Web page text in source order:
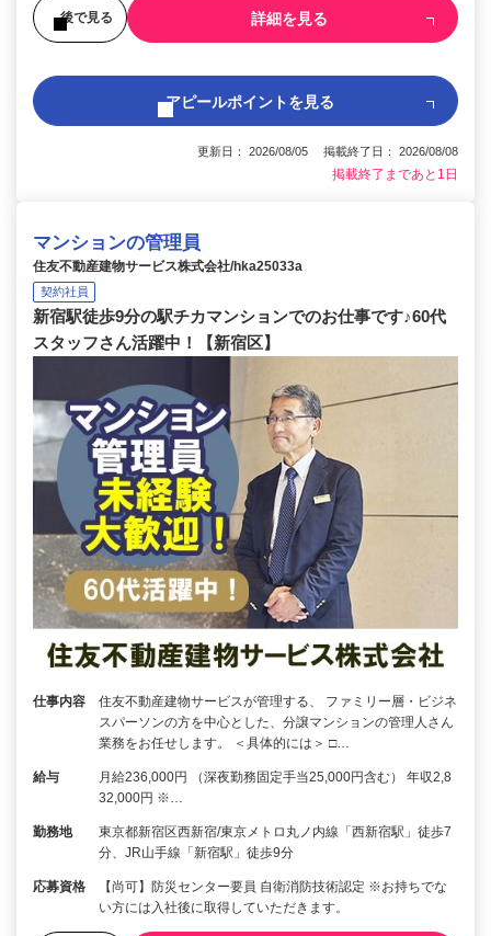
後で見る 詳細を見る
アピールポイントを見る
更新日： 2026/08/05 掲載終了日： 2026/08/08
掲載終了まであと1日
マンションの管理員
住友不動産建物サービス株式会社/hka25033a
契約社員
新宿駅徒歩9分の駅チカマンションでのお仕事です♪60代
スタッフさん活躍中！【新宿区】
仕事内容
住友不動産建物サービスが管理する、 ファミリー層・ビジネ
スパーソンの方を中心とした、分譲マンションの管理人さん
業務をお任せします。 ＜具体的には＞ □…
給与
月給236,000円 （深夜勤務固定手当25,000円含む） 年収2,8
32,000円 ※…
勤務地
東京都新宿区西新宿/東京メトロ丸ノ内線「西新宿駅」徒歩7
分、JR山手線「新宿駅」徒歩9分
応募資格
【尚可】防災センター要員 自衛消防技術認定 ※お持ちでな
い方には入社後に取得していただきます。